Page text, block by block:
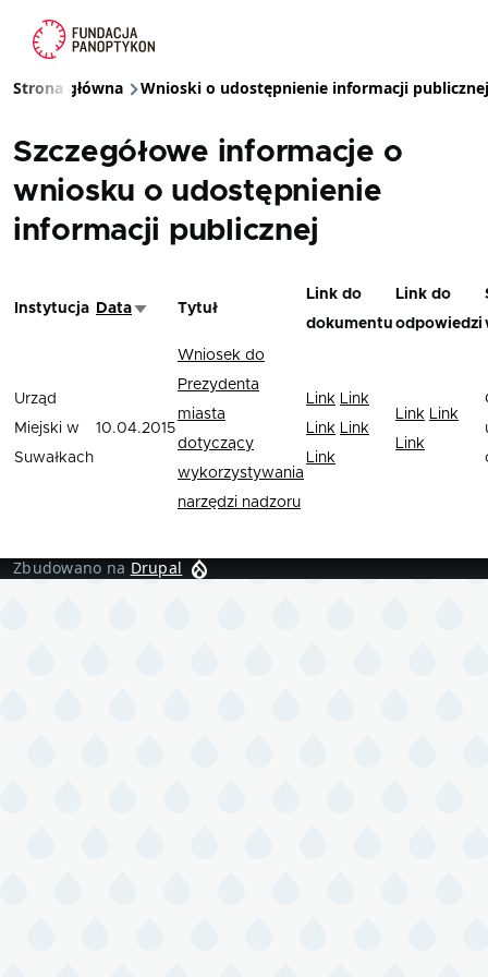
Ścieżka nawigacyjna
Strona główna Wnioski o udostępnienie informacji publicznej
Szczegółowe informacje o
wniosku o udostępnienie
informacji publicznej
Instytucja DataSortuj rosnąco
Tytuł
Link do
dokumentu
Link do
odpowiedzi
Urząd
Miejski w
Suwałkach
10.04.2015
Wniosek do
Prezydenta
miasta
dotyczący
wykorzystywania
narzędzi nadzoru
Link Link
Link Link
Link
Link Link
Link
Zbudowano na Drupal